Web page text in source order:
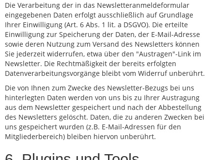
Die Verarbeitung der in das Newsletteranmeldeformular
eingegebenen Daten erfolgt ausschließlich auf Grundlage
Ihrer Einwilligung (Art. 6 Abs. 1 lit. a DSGVO). Die erteilte
Einwilligung zur Speicherung der Daten, der E-Mail-Adresse
sowie deren Nutzung zum Versand des Newsletters können
Sie jederzeit widerrufen, etwa über den "Austragen"-Link im
Newsletter. Die Rechtmäßigkeit der bereits erfolgten
Datenverarbeitungsvorgänge bleibt vom Widerruf unberührt.
Die von Ihnen zum Zwecke des Newsletter-Bezugs bei uns
hinterlegten Daten werden von uns bis zu Ihrer Austragung
aus dem Newsletter gespeichert und nach der Abbestellung
des Newsletters gelöscht. Daten, die zu anderen Zwecken bei
uns gespeichert wurden (z.B. E-Mail-Adressen für den
Mitgliederbereich) bleiben hiervon unberührt.